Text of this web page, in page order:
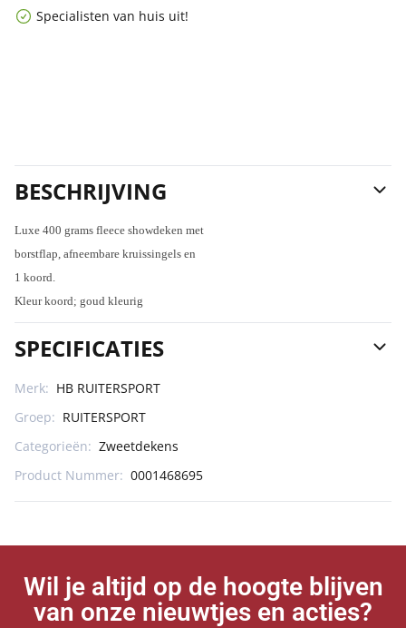
Specialisten van huis uit!
BESCHRIJVING
Luxe 400 grams fleece showdeken met
borstflap, afneembare kruissingels en
1 koord.
Kleur koord; goud kleurig
SPECIFICATIES
Merk: HB RUITERSPORT
Groep: RUITERSPORT
Categorieën: Zweetdekens
Product Nummer: 0001468695
Wil je altijd op de hoogte blijven
van onze nieuwtjes en acties?